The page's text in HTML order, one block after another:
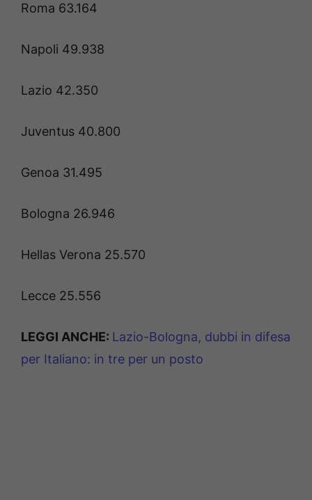
Roma 63.164
Napoli 49.938
Lazio 42.350
Juventus 40.800
Genoa 31.495
Bologna 26.946
Hellas Verona 25.570
Lecce 25.556
LEGGI ANCHE: Lazio-Bologna, dubbi in difesa
per Italiano: in tre per un posto